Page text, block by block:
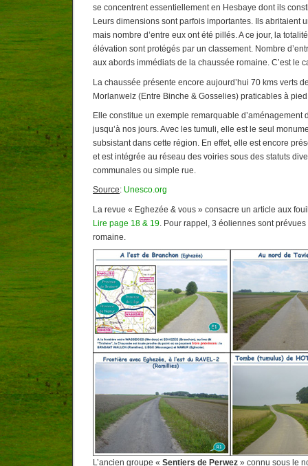
se concentrent essentiellement en Hesbaye dont ils
Leurs dimensions sont parfois importantes. Ils abritaient
mais nombre d’entre eux ont été pillés. A ce jour, la
élévation sont protégés par un classement. Nombre
aux abords immédiats de la chaussée romaine. C’est le
La chaussée présente encore aujourd’hui 70 kms verts
Morlanwelz (Entre Binche & Gosselies) praticables à
Elle constitue un exemple remarquable d’aménagement
jusqu’à nos jours. Avec les tumuli, elle est le seul
subsistant dans cette région. En effet, elle est encore
et est intégrée au réseau des voiries sous des statuts
communales ou simple rue.
Source: Unesco.org
La revue « Eghezée & vous » consacre un article aux
Lire page 18 & 19 . Pour rappel, 3 éoliennes sont
romaine.
L’ancien groupe « Sentiers de Perwez » connu sous le